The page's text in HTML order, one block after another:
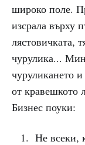
широко поле.
изсрала върху
лястовичката,
чурулика...
чуруликането
от кравешкото
Бизнес поуки:
Не всеки,